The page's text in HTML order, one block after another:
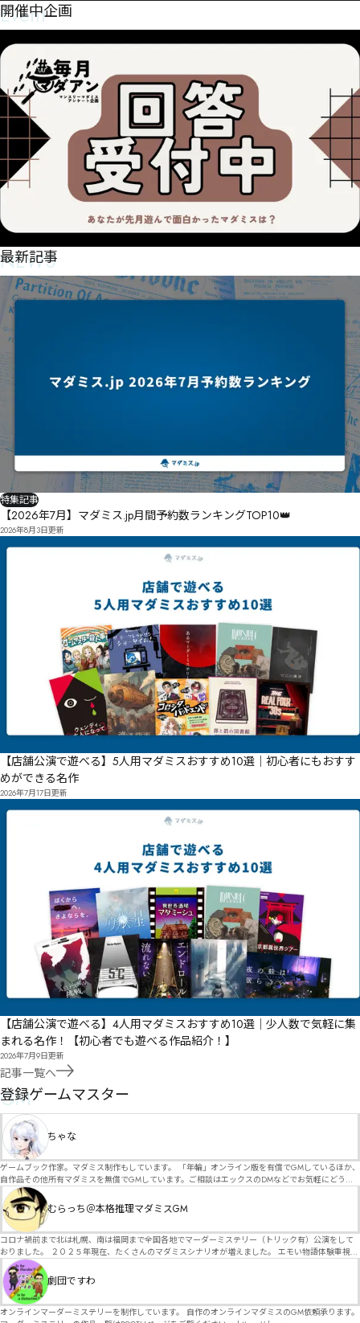
Event
開催中企画
NEWS
最新記事
特集記事
【2026年7月】マダミス.jp月間予約数ランキングTOP10👑
2026年8月3日更新
【店舗公演で遊べる】5人用マダミスおすすめ10選｜初心者にもおすす
めができる名作
2026年7月17日更新
【店舗公演で遊べる】4人用マダミスおすすめ10選｜少人数で気軽に集
まれる名作！【初心者でも遊べる作品紹介！】
2026年7月9日更新
記事一覧へ
GM
登録ゲームマスター
ちゃな
ゲームブック作家。マダミス制作もしています。 「年輪」オンライン版を有償でGMしているほか、
自作品その他所有マダミスを無償でGMしています。ご相談はエックスのDMなどでお気軽にどう
ぞ。
むらっち＠本格推理マダミスGM
コロナ禍前まで北は札幌、南は福岡まで全国各地でマーダーミステリー（トリック有）公演をして
おりました。 ２０２５年現在、たくさんのマダミスシナリオが増えました。 エモい物語体験重視の
シナリオがマダミス・マーダーミステリーというジャンル名でたくさんあるため、そのようなシナ
リオは簡単に遊べます。 しかし、２～３時間ずっと考え＆議論して、見たことないトリックが解け
る閃きや犯人として逃げ切る楽しみのある本格推理マーダーミステリーを見つけることが難しくな
劇団ですわ
オンラインマーダーミステリーを制作しています。 自作のオンラインマダミスのGM依頼承ります。